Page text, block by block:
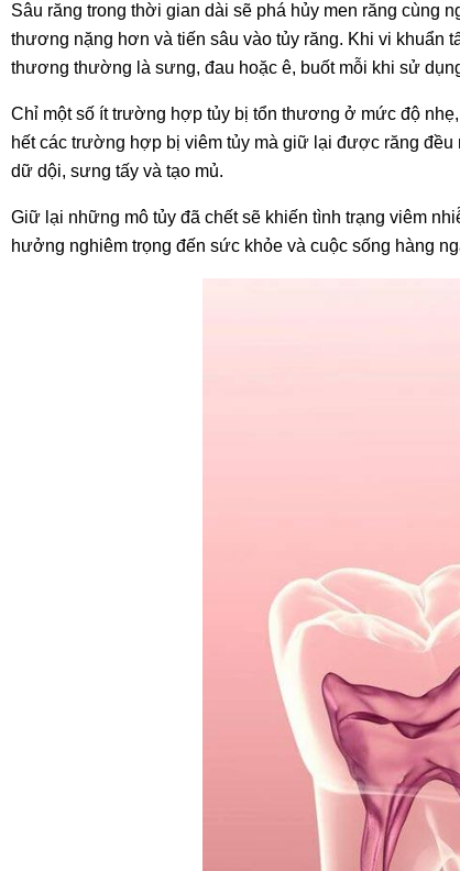
Sâu răng trong thời gian dài sẽ phá hủy men răng cùng
thương nặng hơn và tiến sâu vào tủy răng. Khi vi khuẩn
thương thường là sưng, đau hoặc ê, buốt mỗi khi sử
Chỉ một số ít trường hợp tủy bị tổn thương ở mức độ
hết các trường hợp bị viêm tủy mà giữ lại được răng
dữ dội, sưng tấy và tạo mủ.
Giữ lại những mô tủy đã chết sẽ khiến tình trạng viêm
hưởng nghiêm trọng đến sức khỏe và cuộc sống hàng